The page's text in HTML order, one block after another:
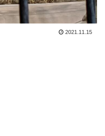
2021.11.15